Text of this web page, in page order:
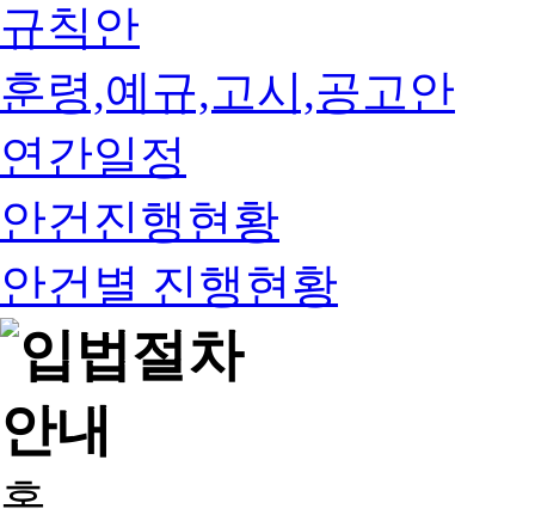
규칙안
훈령,예규,고시,공고안
연간일정
안건진행현황
안건별 진행현황